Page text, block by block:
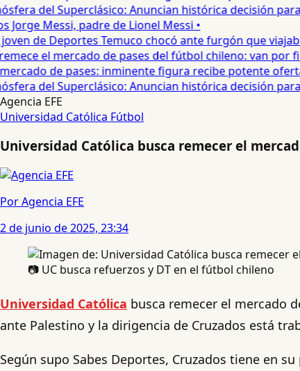
del Superclásico: Anuncian histórica decisión para
Messi, padre de Lionel Messi •
de Deportes Temuco chocó ante furgón que viajaba
el mercado de pases del fútbol chileno: van por
de pases: inminente figura recibe potente oferta
del Superclásico: Anuncian histórica decisión para
Agencia EFE
Universidad Católica Fútbol
Universidad Católica busca remecer el
Por Agencia EFE
2 de junio de 2025, 23:34
📷 UC busca refuerzos y DT en el fútbol chileno
Universidad Católica busca remecer el mercado
ante Palestino y la dirigencia de Cruzados está
Según supo Sabes Deportes, Cruzados tiene en